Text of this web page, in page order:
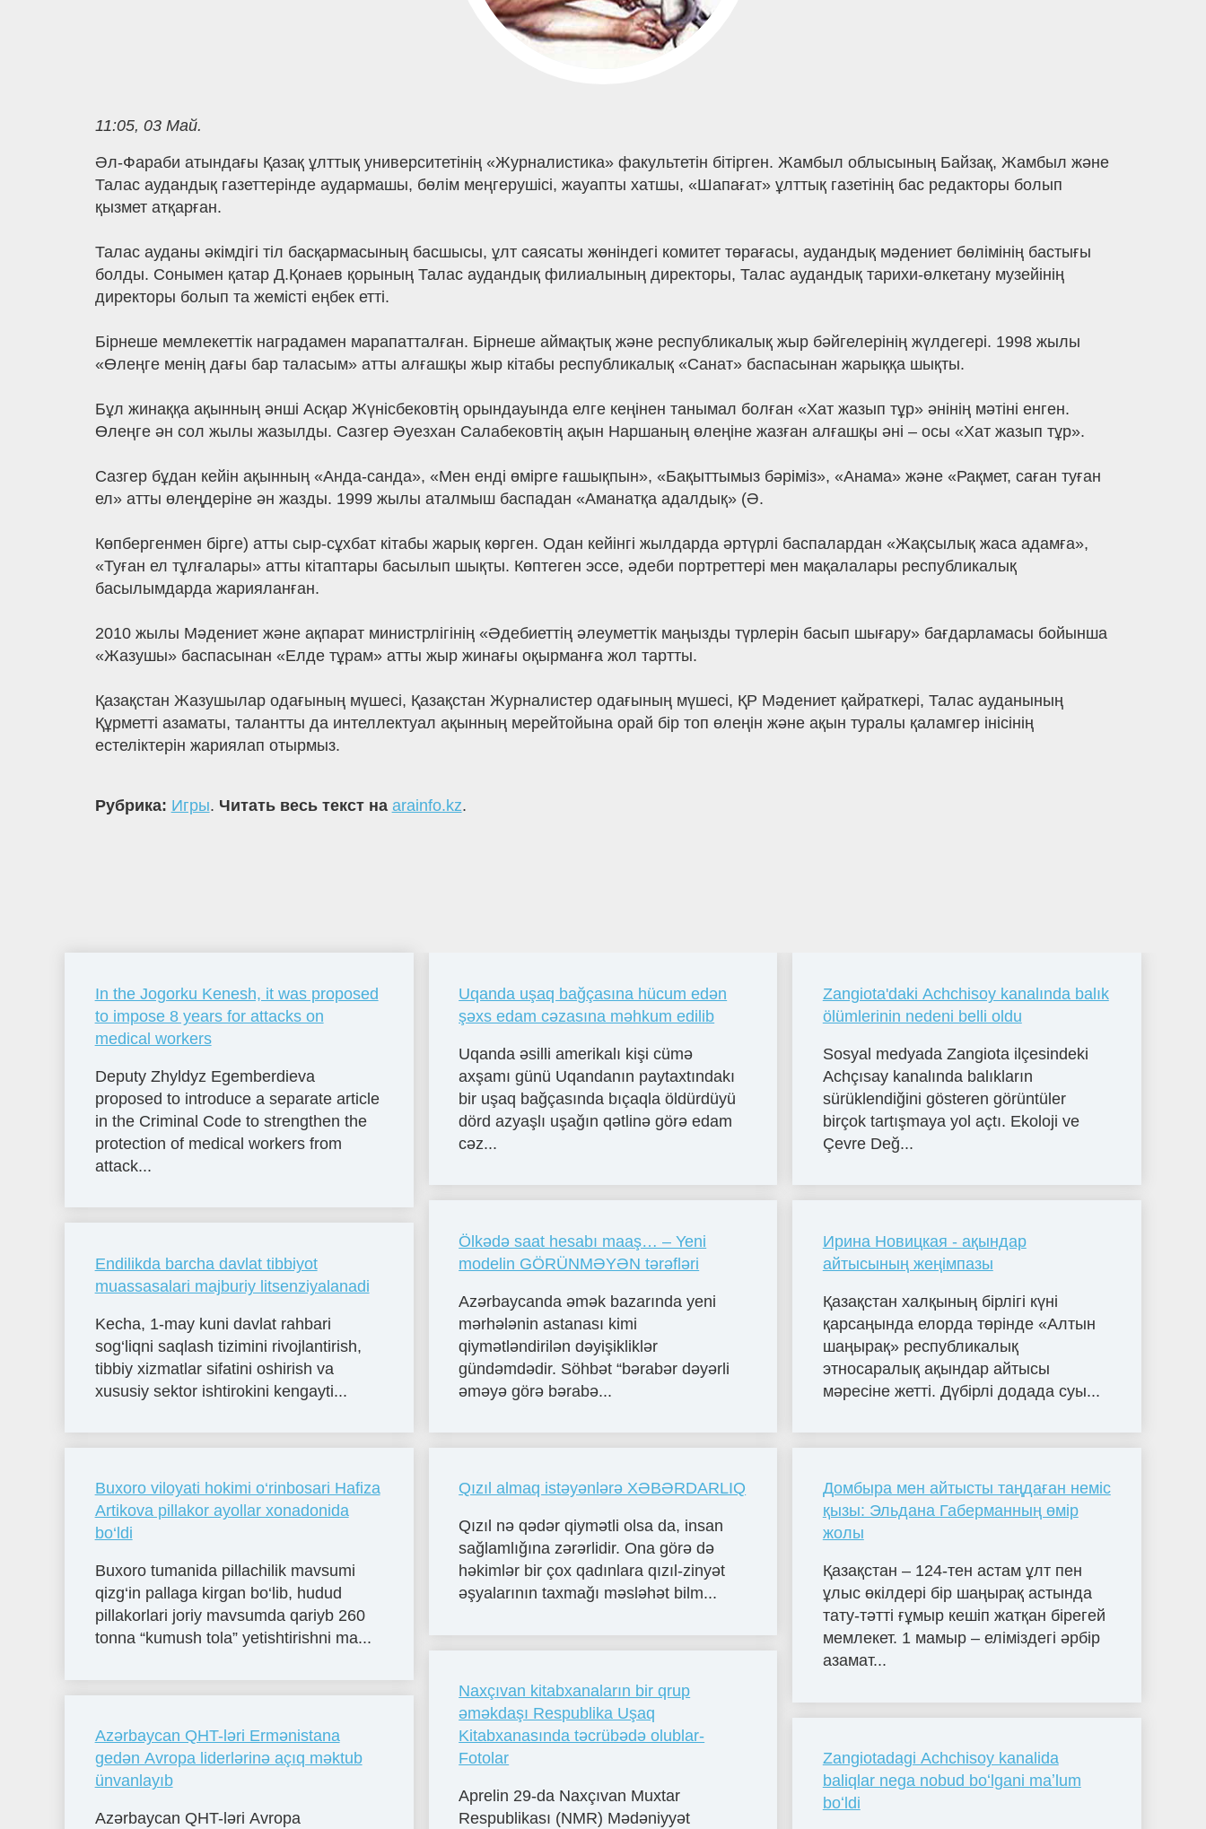
11:05, 03 Май.
Әл-Фараби атындағы Қазақ ұлттық университетінің «Журналистика» факультетін бітірген. Жамбыл облысының Байзақ, Жамбыл және
Талас аудандық газеттерінде аудармашы, бөлім меңгерушісі, жауапты хатшы, «Шапағат» ұлттық газетінің бас редакторы болып
қызмет атқарған.
Талас ауданы әкімдігі тіл басқармасының басшысы, ұлт саясаты жөніндегі комитет төрағасы, аудандық мәдениет бөлімінің бастығы
болды. Сонымен қатар Д.Қонаев қорының Талас аудандық филиалының директоры, Талас аудандық тарихи-өлкетану музейінің
директоры болып та жемісті еңбек етті.
Бірнеше мемлекеттік наградамен марапатталған. Бірнеше аймақтық және республикалық жыр бәйгелерінің жүлдегері. 1998 жылы
«Өлеңге менің дағы бар таласым» атты алғашқы жыр кітабы республикалық «Санат» баспасынан жарыққа шықты.
Бұл жинаққа ақынның әнші Асқар Жүнісбековтің орындауында елге кеңінен танымал болған «Хат жазып тұр» әнінің мәтіні енген.
Өлеңге ән сол жылы жазылды. Сазгер Әуезхан Салабековтің ақын Наршаның өлеңіне жазған алғашқы әні – осы «Хат жазып тұр».
Сазгер бұдан кейін ақынның «Анда-санда», «Мен енді өмірге ғашықпын», «Бақыттымыз бәріміз», «Анама» және «Рақмет, саған туған
ел» атты өлеңдеріне ән жазды. 1999 жылы аталмыш баспадан «Аманатқа адалдық» (Ә.
Көпбергенмен бірге) атты сыр-сұхбат кітабы жарық көрген. Одан кейінгі жылдарда әртүрлі баспалардан «Жақсылық жаса адамға»,
«Туған ел тұлғалары» атты кітаптары басылып шықты. Көптеген эссе, әдеби портреттері мен мақалалары республикалық
басылымдарда жарияланған.
2010 жылы Мәдениет және ақпарат министрлігінің «Әдебиеттің әлеуметтік маңызды түрлерін басып шығару» бағдарламасы бойынша
«Жазушы» баспасынан «Елде тұрам» атты жыр жинағы оқырманға жол тартты.
Қазақстан Жазушылар одағының мүшесі, Қазақстан Журналистер одағының мүшесі, ҚР Мәдениет қайраткері, Талас ауданының
Құрметті азаматы, талантты да интеллектуал ақынның мерейтойына орай бір топ өлеңін және ақын туралы қаламгер інісінің
естеліктерін жариялап отырмыз.
Рубрика: Игры. Читать весь текст на arainfo.kz.
In the Jogorku Kenesh, it was proposed
to impose 8 years for attacks on
medical workers
Deputy Zhyldyz Egemberdieva
proposed to introduce a separate article
in the Criminal Code to strengthen the
protection of medical workers from
attack...
Endilikda barcha davlat tibbiyot
muassasalari majburiy litsenziyalanadi
Kecha, 1-may kuni davlat rahbari
sog‘liqni saqlash tizimini rivojlantirish,
tibbiy xizmatlar sifatini oshirish va
xususiy sektor ishtirokini kengayti...
Buxoro viloyati hokimi o‘rinbosari Hafiza
Artikova pillakor ayollar xonadonida
bo‘ldi
Buxoro tumanida pillachilik mavsumi
qizg‘in pallaga kirgan bo‘lib, hudud
pillakorlari joriy mavsumda qariyb 260
tonna “kumush tola” yetishtirishni ma...
Azərbaycan QHT-ləri Ermənistana
gedən Avropa liderlərinə açıq məktub
ünvanlayıb
Azərbaycan QHT-ləri Avropa
Uqanda uşaq bağçasına hücum edən
şəxs edam cəzasına məhkum edilib
Uqanda əsilli amerikalı kişi cümə
axşamı günü Uqandanın paytaxtındakı
bir uşaq bağçasında bıçaqla öldürdüyü
dörd azyaşlı uşağın qətlinə görə edam
cəz...
Ölkədə saat hesabı maaş… – Yeni
modelin GÖRÜNMƏYƏN tərəfləri
Azərbaycanda əmək bazarında yeni
mərhələnin astanası kimi
qiymətləndirilən dəyişikliklər
gündəmdədir. Söhbət “bərabər dəyərli
əməyə görə bərabə...
Qızıl almaq istəyənlərə XƏBƏRDARLIQ
Qızıl nə qədər qiymətli olsa da, insan
sağlamlığına zərərlidir. Ona görə də
həkimlər bir çox qadınlara qızıl-zinyət
əşyalarının taxmağı məsləhət bilm...
Naxçıvan kitabxanaların bir qrup
əməkdaşı Respublika Uşaq
Kitabxanasında təcrübədə olublar-
Fotolar
Aprelin 29-da Naxçıvan Muxtar
Respublikası (NMR) Mədəniyyət
Zangiota'daki Achchisoy kanalında balık
ölümlerinin nedeni belli oldu
Sosyal medyada Zangiota ilçesindeki
Achçısay kanalında balıkların
sürüklendiğini gösteren görüntüler
birçok tartışmaya yol açtı. Ekoloji ve
Çevre Değ...
Ирина Новицкая - ақындар
айтысының жеңімпазы
Қазақстан халқының бірлігі күні
қарсаңында елорда төрінде «Алтын
шаңырақ» республикалық
этносаралық ақындар айтысы
мәресіне жетті. Дүбірлі додада суы...
Домбыра мен айтысты таңдаған неміс
қызы: Эльдана Габерманның өмір
жолы
Қазақстан – 124-тен астам ұлт пен
ұлыс өкілдері бір шаңырақ астында
тату-тәтті ғұмыр кешіп жатқан бірегей
мемлекет. 1 мамыр – еліміздегі әрбір
азамат...
Zangiotadagi Achchisoy kanalida
baliqlar nega nobud boʻlgani maʼlum
boʻldi